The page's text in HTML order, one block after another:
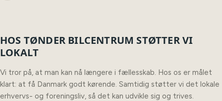
HOS TØNDER BILCENTRUM STØTTER VI
LOKALT
Vi tror på, at man kan nå længere i fællesskab. Hos os er målet
klart: at få Danmark godt kørende. Samtidig støtter vi det lokale
erhvervs- og foreningsliv, så det kan udvikle sig og trives.